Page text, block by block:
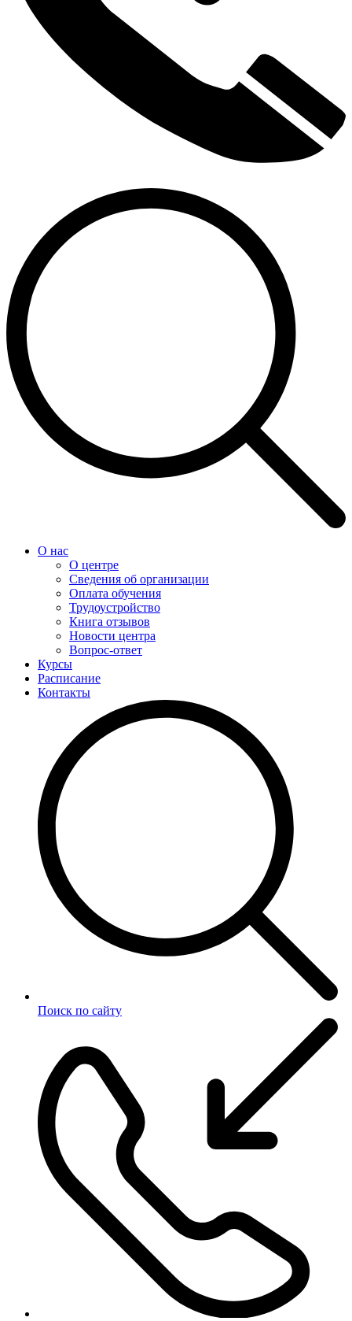
О нас
О центре
Сведения об организации
Оплата обучения
Трудоустройство
Книга отзывов
Новости центра
Вопрос-ответ
Курсы
Расписание
Контакты
Поиск по сайту